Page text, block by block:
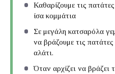
Καθαρίζουμε τις
ίσα κομμάτια
Σε μεγάλη κατσαρόλα
να βράζουμε τις
αλάτι.
Όταν αρχίζει να βράζει